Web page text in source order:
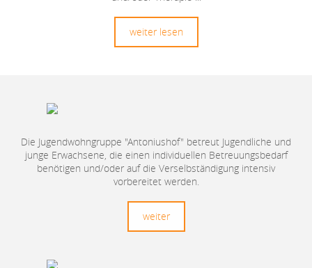
weiter lesen
Die Jugendwohngruppe "Antoniushof" betreut Jugendliche und
junge Erwachsene, die einen individuellen Betreuungsbedarf
benötigen und/oder auf die Verselbständigung intensiv
vorbereitet werden.
weiter